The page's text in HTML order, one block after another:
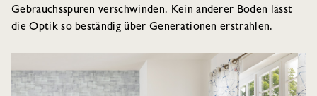
Gebrauchsspuren verschwinden. Kein anderer Boden lässt
die Optik so beständig über Generationen erstrahlen.